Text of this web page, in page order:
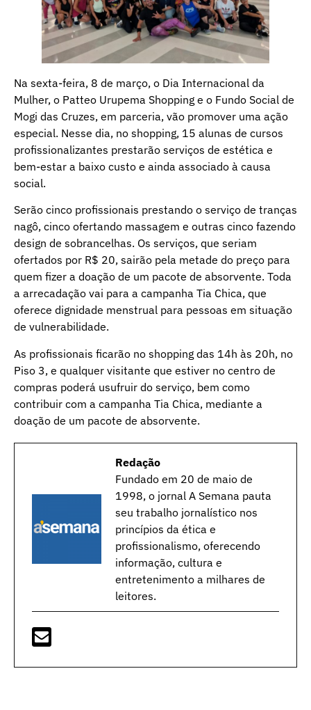
Na sexta-feira, 8 de março, o Dia Internacional da
Mulher, o Patteo Urupema Shopping e o Fundo Social de
Mogi das Cruzes, em parceria, vão promover uma ação
especial. Nesse dia, no shopping, 15 alunas de cursos
profissionalizantes prestarão serviços de estética e
bem-estar a baixo custo e ainda associado à causa
social.
Serão cinco profissionais prestando o serviço de tranças
nagô, cinco ofertando massagem e outras cinco fazendo
design de sobrancelhas. Os serviços, que seriam
ofertados por R$ 20, sairão pela metade do preço para
quem fizer a doação de um pacote de absorvente. Toda
a arrecadação vai para a campanha Tia Chica, que
oferece dignidade menstrual para pessoas em situação
de vulnerabilidade.
As profissionais ficarão no shopping das 14h às 20h, no
Piso 3, e qualquer visitante que estiver no centro de
compras poderá usufruir do serviço, bem como
contribuir com a campanha Tia Chica, mediante a
doação de um pacote de absorvente.
Redação
Fundado em 20 de maio de
1998, o jornal A Semana pauta
seu trabalho jornalístico nos
princípios da ética e
profissionalismo, oferecendo
informação, cultura e
entretenimento a milhares de
leitores.